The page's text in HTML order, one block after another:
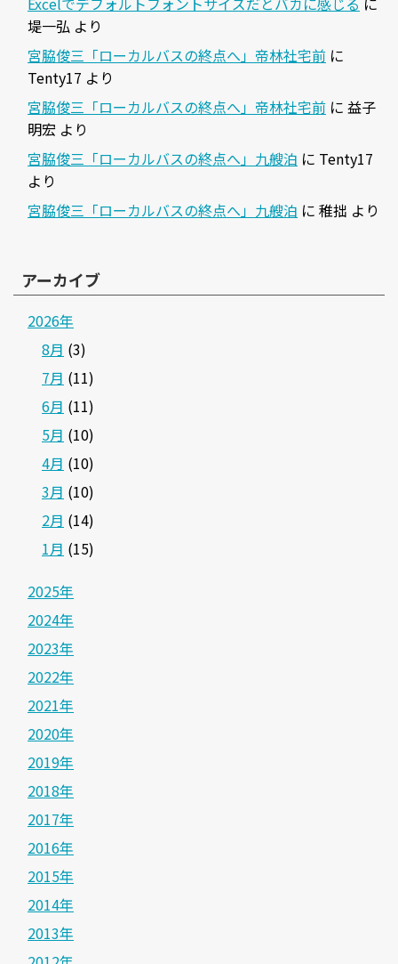
堤一弘 より
宮脇俊三「ローカルバスの終点へ」帝林社宅前 に
Tenty17 より
宮脇俊三「ローカルバスの終点へ」帝林社宅前 に 益子
明宏 より
宮脇俊三「ローカルバスの終点へ」九艘泊 に Tenty17
より
宮脇俊三「ローカルバスの終点へ」九艘泊 に 稚拙 より
アーカイブ
2026年
8月 (3)
7月 (11)
6月 (11)
5月 (10)
4月 (10)
3月 (10)
2月 (14)
1月 (15)
2025年
2024年
2023年
2022年
2021年
2020年
2019年
2018年
2017年
2016年
2015年
2014年
2013年